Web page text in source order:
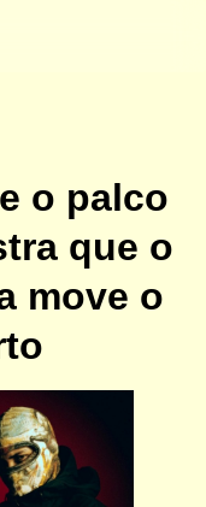
o palco
que o
move o